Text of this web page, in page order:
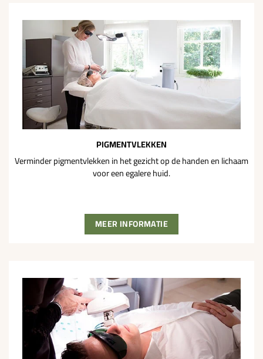
PIGMENTVLEKKEN
Verminder pigmentvlekken in het gezicht op de handen en lichaam
voor een egalere huid.
MEER INFORMATIE